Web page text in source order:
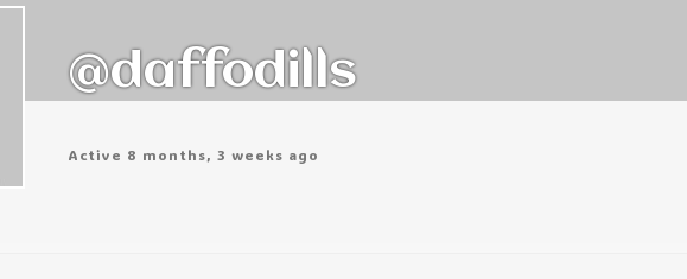
@daffodills
Active 8 months, 3 weeks ago